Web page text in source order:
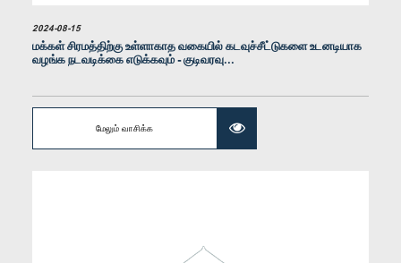
உறுப்பினர்
2024-08-15
மக்கள் சிரமத்திற்கு உள்ளாகாத வகையில் கடவுச்சீட்டுகளை உடனடியாக
வழங்க நடவடிக்கை எடுக்கவும் - குடிவரவு...
மேலும் வாசிக்க